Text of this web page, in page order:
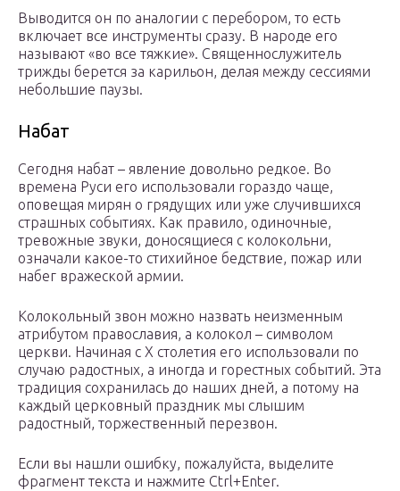
Выводится он по аналогии с перебором, то есть
включает все инструменты сразу. В народе его
называют «во все тяжкие». Священнослужитель
трижды берется за карильон, делая между сессиями
небольшие паузы.
Набат
Сегодня набат – явление довольно редкое. Во
времена Руси его использовали гораздо чаще,
оповещая мирян о грядущих или уже случившихся
страшных событиях. Как правило, одиночные,
тревожные звуки, доносящиеся с колокольни,
означали какое-то стихийное бедствие, пожар или
набег вражеской армии.
Колокольный звон можно назвать неизменным
атрибутом православия, а колокол – символом
церкви. Начиная с X столетия его использовали по
случаю радостных, а иногда и горестных событий. Эта
традиция сохранилась до наших дней, а потому на
каждый церковный праздник мы слышим
радостный, торжественный перезвон.
Если вы нашли ошибку, пожалуйста, выделите
фрагмент текста и нажмите Ctrl+Enter.